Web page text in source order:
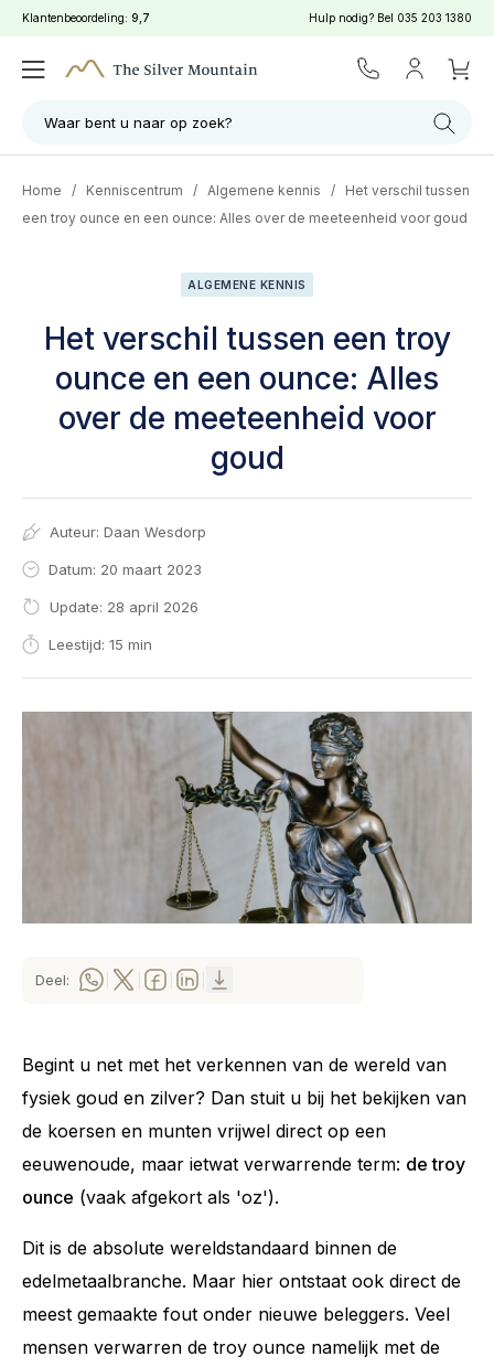
Klantenbeoordeling: 9,7 Hulp nodig? Bel 035 203 1380
Waar bent u naar op zoek?
Home / Kenniscentrum / Algemene kennis /
Het verschil tussen
een troy ounce en een ounce: Alles over de meeteenheid voor goud
ALGEMENE KENNIS
Het verschil tussen een troy
ounce en een ounce: Alles
over de meeteenheid voor
goud
Auteur: Daan Wesdorp
Datum: 20 maart 2023
Update: 28 april 2026
Leestijd: 15 min
Deel:
Begint u net met het verkennen van de wereld van
fysiek goud en zilver? Dan stuit u bij het bekijken van
de koersen en munten vrijwel direct op een
eeuwenoude, maar ietwat verwarrende term: de troy
ounce (vaak afgekort als 'oz').
Dit is de absolute wereldstandaard binnen de
edelmetaalbranche. Maar hier ontstaat ook direct de
meest gemaakte fout onder nieuwe beleggers. Veel
mensen verwarren de troy ounce namelijk met de